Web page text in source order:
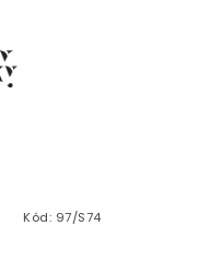
Pánské
Kód: 97/S74